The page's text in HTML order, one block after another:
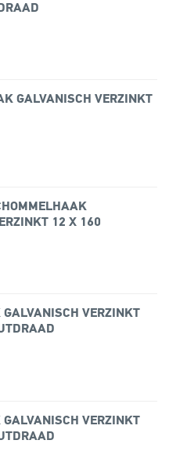
GALVANISCH VERZINKT
12 X 160
GALVANISCH VERZINKT
GALVANISCH VERZINKT